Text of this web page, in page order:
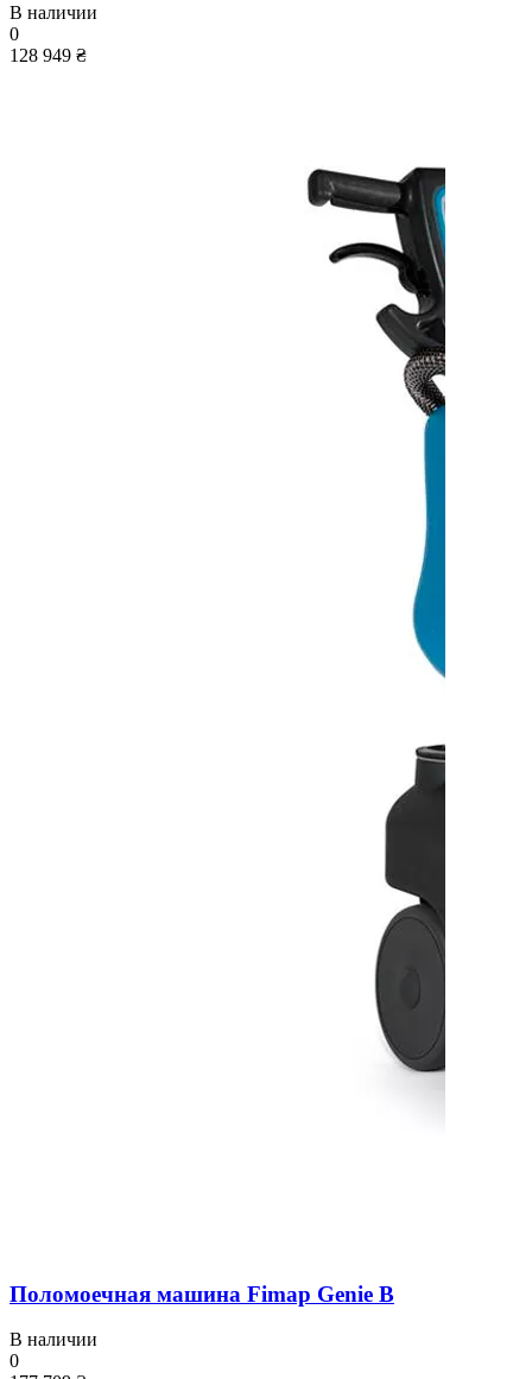
В наличии
0
128 949 ₴
Поломоечная машина Fimap Genie B
В наличии
0